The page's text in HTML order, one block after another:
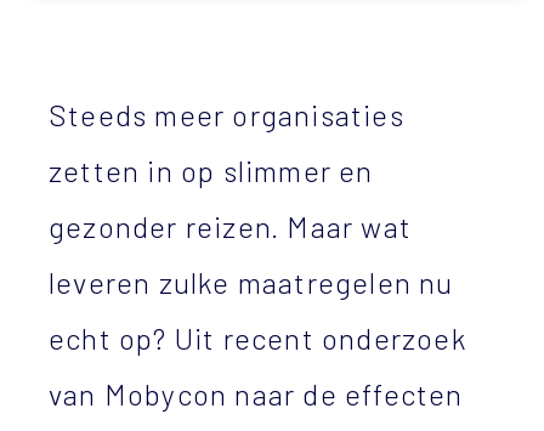
Steeds meer organisaties
zetten in op slimmer en
gezonder reizen. Maar wat
leveren zulke maatregelen nu
echt op? Uit recent onderzoek
van Mobycon naar de effecten